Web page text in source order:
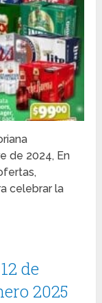
de 2024, En
celebrar la
de
2025